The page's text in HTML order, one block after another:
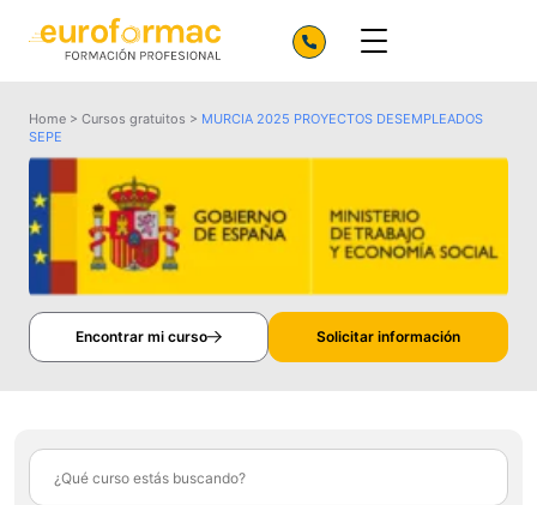
Home > Cursos gratuitos > MURCIA 2025 PROYECTOS DESEMPLEADOS
SEPE
Encontrar mi curso Solicitar información